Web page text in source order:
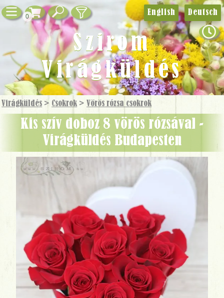
0
Virágküldés > Csokrok > Vörös rózsa csokrok
kis szív doboz 8 vörös rózsával -
Virágküldés Budapesten
English Deutsch
Szirom
Virágküldés